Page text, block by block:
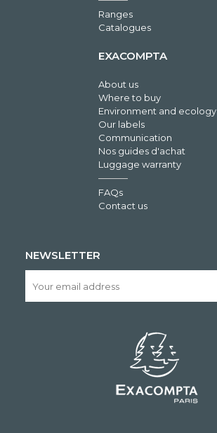
Ranges
Catalogues
EXACOMPTA
About us
Where to buy
Environment and ecology
Our labels
Communication
Nos guides d'achat
Luggage warranty
FAQs
Contact us
NEWSLETTER